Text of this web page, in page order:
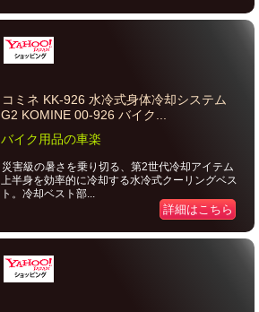
コミネ KK-926 水冷式身体冷却システム
G2 KOMINE 00-926 バイク...
バイク用品の車楽
災害級の暑さを乗り切る、第2世代冷却アイテム
上半身を効率的に冷却する水冷式クーリングベス
ト。冷却ベスト部...
詳細はこちら